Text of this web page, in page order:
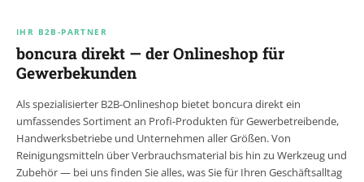
IHR B2B-PARTNER
boncura direkt — der Onlineshop für
Gewerbekunden
Als spezialisierter B2B-Onlineshop bietet boncura direkt ein
umfassendes Sortiment an Profi-Produkten für Gewerbetreibende,
Handwerksbetriebe und Unternehmen aller Größen. Von
Reinigungsmitteln über Verbrauchsmaterial bis hin zu Werkzeug und
Zubehör — bei uns finden Sie alles, was Sie für Ihren Geschäftsalltag